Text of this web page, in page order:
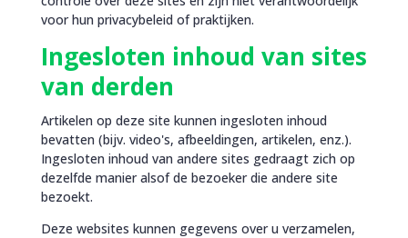
voor hun privacybeleid of praktijken.
Ingesloten inhoud van sites
van derden
Artikelen op deze site kunnen ingesloten inhoud
bevatten (bijv. video's, afbeeldingen, artikelen, enz.).
Ingesloten inhoud van andere sites gedraagt zich op
dezelfde manier alsof de bezoeker die andere site
bezoekt.
Deze websites kunnen gegevens over u verzamelen,